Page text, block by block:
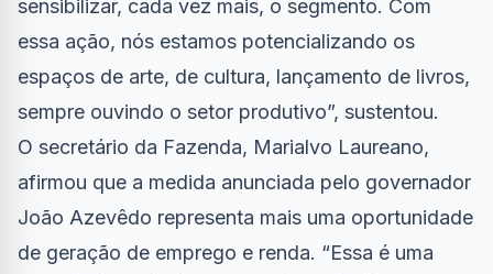
sensibilizar, cada vez mais, o segmento. Com
essa ação, nós estamos potencializando os
espaços de arte, de cultura, lançamento de livros,
sempre ouvindo o setor produtivo”, sustentou.
O secretário da Fazenda, Marialvo Laureano,
afirmou que a medida anunciada pelo governador
João Azevêdo representa mais uma oportunidade
de geração de emprego e renda. “Essa é uma